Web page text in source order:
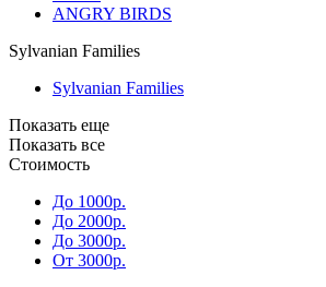
ANGRY BIRDS
Sylvanian Families
Sylvanian Families
Показать еще
Показать все
Стоимость
До 1000р.
До 2000р.
До 3000р.
От 3000р.